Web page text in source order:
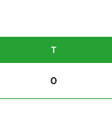
Т
0